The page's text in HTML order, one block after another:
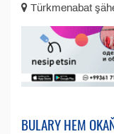
Türkmenabat
BULARY HEM